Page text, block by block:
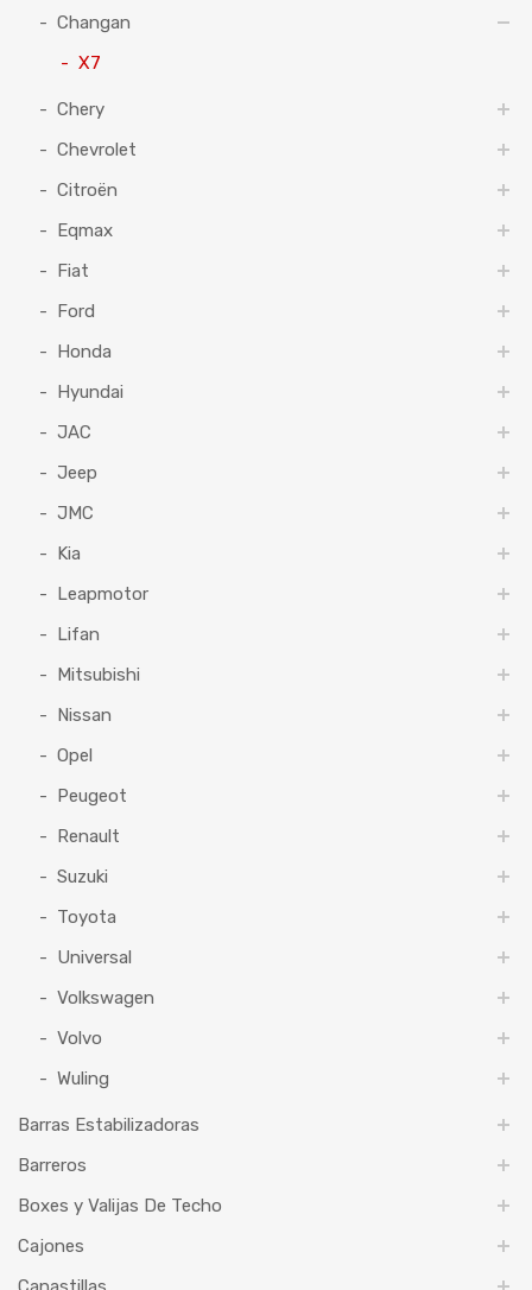
Changan
X7
Chery
Chevrolet
Citroën
Eqmax
Fiat
Ford
Honda
Hyundai
JAC
Jeep
JMC
Kia
Leapmotor
Lifan
Mitsubishi
Nissan
Opel
Peugeot
Renault
Suzuki
Toyota
Universal
Volkswagen
Volvo
Wuling
Barras Estabilizadoras
Barreros
Boxes y Valijas De Techo
Cajones